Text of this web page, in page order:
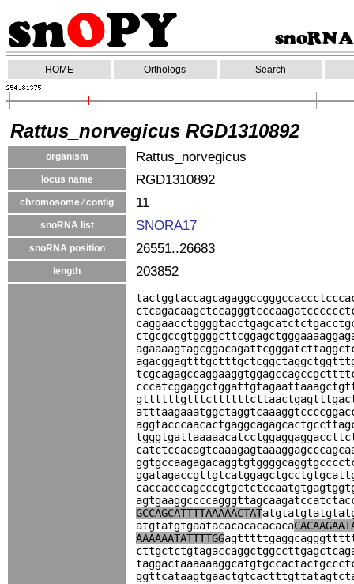
HOME Orthologs Search
Rattus_norvegicus RGD1310892
organism Rattus_norvegicus
locus name RGD1310892
chromosome ⁄ contig 11
snoRNA list SNORA17
snoRNA position 26551..26683
length 203852
GCCAGCATTTTAAAAACTAT
atgtatgtgaatacacacacacaca
AAAAAATATTTTGG